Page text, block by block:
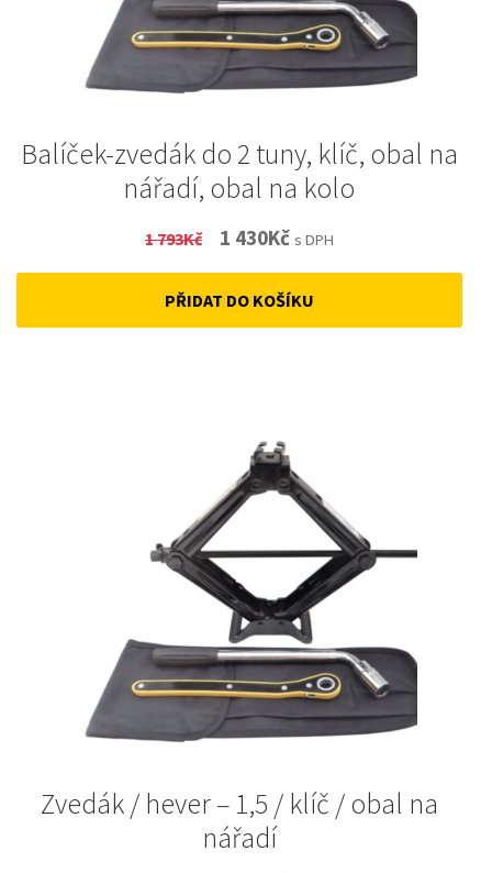
Balíček-zvedák do 2 tuny, klíč, obal na
nářadí, obal na kolo
1 793Kč
Original
price
was:
1 430KčCurrent
price
is:
s DPH
PŘIDAT DO KOŠÍKU
Zvedák / hever – 1,5 / klíč / obal na
nářadí